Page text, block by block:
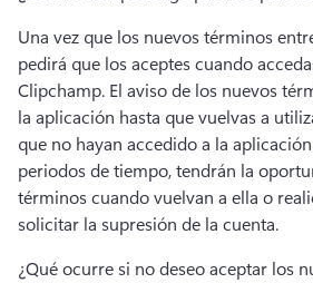
Una vez que los nuevos términos
pedirá que los aceptes cuando
Clipchamp. El aviso de los nuevos
la aplicación hasta que vuelvas a
que no hayan accedido a la
periodos de tiempo, tendrán la
términos cuando vuelvan a ella o
solicitar la supresión de la cuenta.
¿Qué ocurre si no deseo aceptar los